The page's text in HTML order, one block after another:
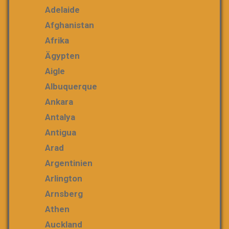
Adelaide
Afghanistan
Afrika
Ägypten
Aigle
Albuquerque
Ankara
Antalya
Antigua
Arad
Argentinien
Arlington
Arnsberg
Athen
Auckland